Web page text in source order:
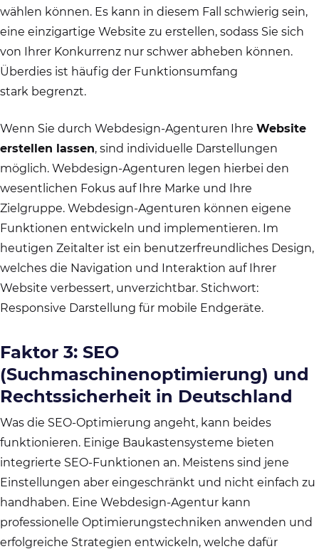
wählen können. Es kann in diesem Fall schwierig sein,
eine einzigartige Website zu erstellen, sodass Sie sich
von Ihrer Konkurrenz nur schwer abheben können.
Überdies ist häufig der Funktionsumfang
stark begrenzt.
Wenn Sie durch Webdesign-Agenturen Ihre Website
erstellen lassen, sind individuelle Darstellungen
möglich. Webdesign-Agenturen legen hierbei den
wesentlichen Fokus auf Ihre Marke und Ihre
Zielgruppe. Webdesign-Agenturen können eigene
Funktionen entwickeln und implementieren. Im
heutigen Zeitalter ist ein benutzerfreundliches Design,
welches die Navigation und Interaktion auf Ihrer
Website verbessert, unverzichtbar. Stichwort:
Responsive Darstellung für mobile Endgeräte.
Faktor 3: SEO
(Suchmaschinenoptimierung) und
Rechtssicherheit in Deutschland
Was die SEO-Optimierung angeht, kann beides
funktionieren. Einige Baukastensysteme bieten
integrierte SEO-Funktionen an. Meistens sind jene
Einstellungen aber eingeschränkt und nicht einfach zu
handhaben. Eine Webdesign-Agentur kann
professionelle Optimierungstechniken anwenden und
erfolgreiche Strategien entwickeln, welche dafür